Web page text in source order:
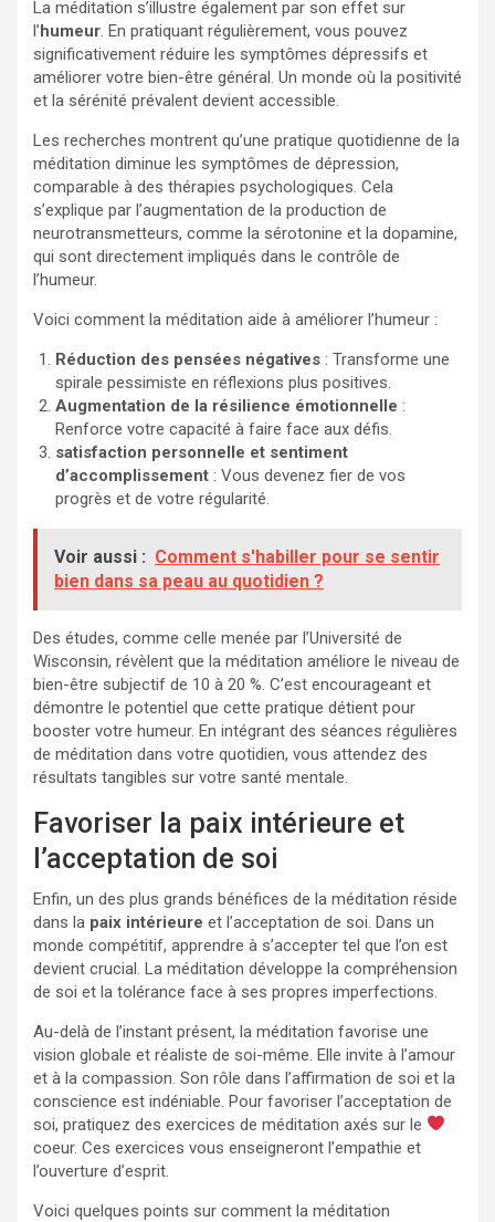
La méditation s’illustre également par son effet sur
l’humeur. En pratiquant régulièrement, vous pouvez
significativement réduire les symptômes dépressifs et
améliorer votre bien-être général. Un monde où la positivité
et la sérénité prévalent devient accessible.
Les recherches montrent qu’une pratique quotidienne de la
méditation diminue les symptômes de dépression,
comparable à des thérapies psychologiques. Cela
s’explique par l’augmentation de la production de
neurotransmetteurs, comme la sérotonine et la dopamine,
qui sont directement impliqués dans le contrôle de
l’humeur.
Voici comment la méditation aide à améliorer l’humeur :
Réduction des pensées négatives : Transforme une
spirale pessimiste en réflexions plus positives.
Augmentation de la résilience émotionnelle :
Renforce votre capacité à faire face aux défis.
satisfaction personnelle et sentiment
d’accomplissement : Vous devenez fier de vos
progrès et de votre régularité.
Voir aussi : Comment s'habiller pour se sentir
bien dans sa peau au quotidien ?
Des études, comme celle menée par l’Université de
Wisconsin, révèlent que la méditation améliore le niveau de
bien-être subjectif de 10 à 20 %. C’est encourageant et
démontre le potentiel que cette pratique détient pour
booster votre humeur. En intégrant des séances régulières
de méditation dans votre quotidien, vous attendez des
résultats tangibles sur votre santé mentale.
Favoriser la paix intérieure et
l’acceptation de soi
Enfin, un des plus grands bénéfices de la méditation réside
dans la paix intérieure et l’acceptation de soi. Dans un
monde compétitif, apprendre à s’accepter tel que l’on est
devient crucial. La méditation développe la compréhension
de soi et la tolérance face à ses propres imperfections.
Au-delà de l’instant présent, la méditation favorise une
vision globale et réaliste de soi-même. Elle invite à l’amour
et à la compassion. Son rôle dans l’affirmation de soi et la
conscience est indéniable. Pour favoriser l’acceptation de
soi, pratiquez des exercices de méditation axés sur le
coeur. Ces exercices vous enseigneront l’empathie et
l’ouverture d’esprit.
Voici quelques points sur comment la méditation